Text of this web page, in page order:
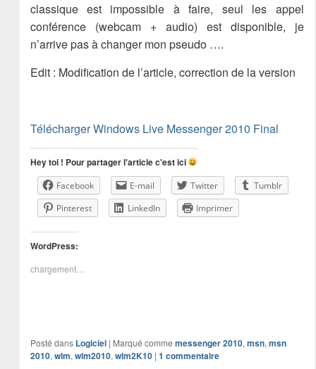
classique est impossible à faire, seul les appel
conférence (webcam + audio) est disponible, je
n’arrive pas à changer mon pseudo ….
Edit : Modification de l’article, correction de la version
Télécharger Windows Live Messenger 2010 Final
Hey toi ! Pour partager l'article c'est ici
Facebook E-mail Twitter
Tumblr
Pinterest
LinkedIn Imprimer
WordPress:
chargement…
Posté dans Logiciel | Marqué comme messenger 2010, msn, msn
2010, wlm, wlm2010, wlm2K10 | 1 commentaire